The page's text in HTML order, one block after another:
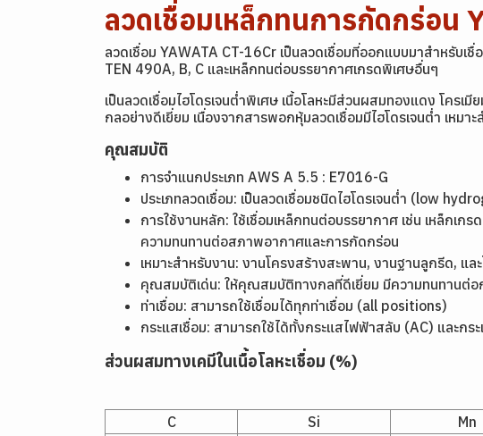
ลวดเชื่อมเหล็กทนการกัดกร่อน
ลวดเชื่อม YAWATA CT-16Cr เป็นลวดเชื่อมที่ออกแบบมาสำหรับ
TEN 490A, B, C และเหล็กทนต่อบรรยากาศเกรดพิเศษอื่นๆ
เป็นลวดเชื่อมไฮโดรเจนต่ำพิเศษ เนื้อโลหะมีส่วนผสมทองแดง โค
กลอย่างดีเยี่ยม เนื่องจากสารพอกหุ้มลวดเชื่อมมีไฮโดรเจนต่ำ เ
คุณสมบัติ
การจำแนกประเภท AWS A 5.5 : E7016-G
ประเภทลวดเชื่อม: เป็นลวดเชื่อมชนิดไฮโดรเจนต่ำ (low
การใช้งานหลัก: ใช้เชื่อมเหล็กทนต่อบรรยากาศ เช่น เหล็กเ
ความทนทานต่อสภาพอากาศและการกัดกร่อน
เหมาะสำหรับงาน: งานโครงสร้างสะพาน, งานฐานลูกรีด,
คุณสมบัติเด่น: ให้คุณสมบัติทางกลที่ดีเยี่ยม มีความทนทานต่อ
ท่าเชื่อม: สามารถใช้เชื่อมได้ทุกท่าเชื่อม (all positions)
กระแสเชื่อม: สามารถใช้ได้ทั้งกระแสไฟฟ้าสลับ (AC) และก
ส่วนผสมทางเคมีในเนื้อโลหะเชื่อม (%)
C Si Mn